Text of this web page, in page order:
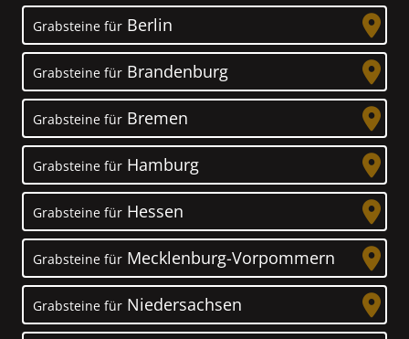
Grabsteine für Berlin
Grabsteine für Brandenburg
Grabsteine für Bremen
Grabsteine für Hamburg
Grabsteine für Hessen
Grabsteine für Mecklenburg-Vorpommern
Grabsteine für Niedersachsen